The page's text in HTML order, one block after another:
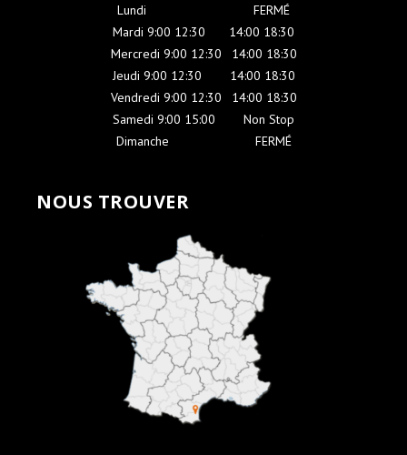
Lundi
FERMÉ
Mardi 9:00 12:30
14:00 18:30
Mercredi 9:00 12:30
14:00 18:30
Jeudi 9:00 12:30
14:00 18:30
Vendredi 9:00 12:30
14:00 18:30
Samedi 9:00 15:00
Non Stop
Dimanche
FERMÉ
NOUS TROUVER